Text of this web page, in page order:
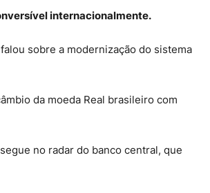
internacionalmente.
sobre a modernização do sistema
da moeda Real brasileiro com
no radar do banco central, que